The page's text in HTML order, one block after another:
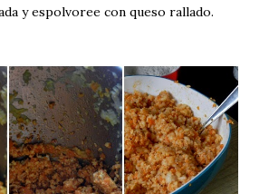
y espolvoree con queso rallado.